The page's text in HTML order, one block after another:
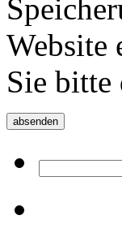
Website
Sie bitte